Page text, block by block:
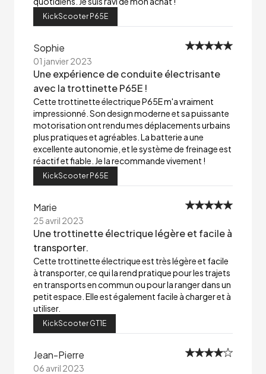
KickScooter P65E
Sophie
01 janvier 2023
Une expérience de conduite électrisante
avec la trottinette P65E !
Cette trottinette électrique P65E m'a vraiment
impressionné. Son design moderne et sa puissante
motorisation ont rendu mes déplacements urbains
plus pratiques et agréables. La batterie a une
excellente autonomie, et le système de freinage est
réactif et fiable. Je la recommande vivement !
KickScooter P65E
Marie
25 avril 2023
Une trottinette électrique légère et facile à
transporter.
Cette trottinette électrique est très légère et facile
à transporter, ce qui la rend pratique pour les trajets
en transports en commun ou pour la ranger dans un
petit espace. Elle est également facile à charger et à
utiliser.
KickScooter GT1E
Jean-Pierre
06 avril 2023